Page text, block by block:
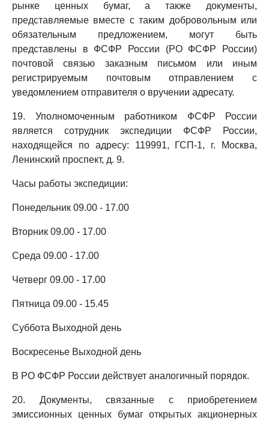
рынке ценных бумаг, а также документы,
представляемые вместе с таким добровольным или
обязательным предложением, могут быть
представлены в ФСФР России (РО ФСФР России)
почтовой связью заказным письмом или иным
регистрируемым почтовым отправлением с
уведомлением отправителя о вручении адресату.
19. Уполномоченным работником ФСФР России
является сотрудник экспедиции ФСФР России,
находящейся по адресу: 119991, ГСП-1, г. Москва,
Ленинский проспект, д. 9.
Часы работы экспедиции:
Понедельник 09.00 - 17.00
Вторник 09.00 - 17.00
Среда 09.00 - 17.00
Четверг 09.00 - 17.00
Пятница 09.00 - 15.45
Суббота Выходной день
Воскресенье Выходной день
В РО ФСФР России действует аналогичный порядок.
20. Документы, связанные с приобретением
эмиссионных ценных бумаг открытых акционерных